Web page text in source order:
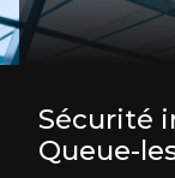
Sécurité
Queue-